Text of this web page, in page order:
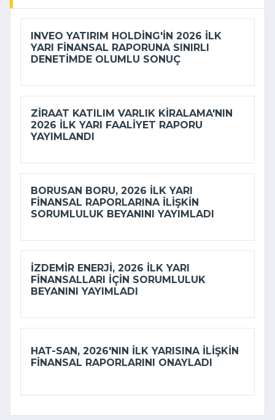
INVEO YATIRIM HOLDING'IN 2026 ILK
YARI FINANSAL RAPORUNA SINIRLI
DENETIMDE OLUMLU SONUÇ
ZIRAAT KATILIM VARLIK KIRALAMA'NIN
2026 ILK YARI FAALIYET RAPORU
YAYIMLANDI
BORUSAN BORU, 2026 ILK YARI
FINANSAL RAPORLARINA ILIŞKIN
SORUMLULUK BEYANINI YAYIMLADI
İZDEMİR ENERJI, 2026 ILK YARI
FINANSALLARI IÇIN SORUMLULUK
BEYANINI YAYIMLADI
HAT-SAN, 2026'NIN ILK YARISINA ILIŞKIN
FINANSAL RAPORLARINI ONAYLADI